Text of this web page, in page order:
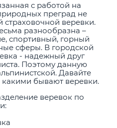
с работой на
преград не
страховочной веревки.
разнообразна –
спортивный, горный
сферы. В городской
- надежный друг
Поэтому данную
Давайте
бывают веревки.
веревок по